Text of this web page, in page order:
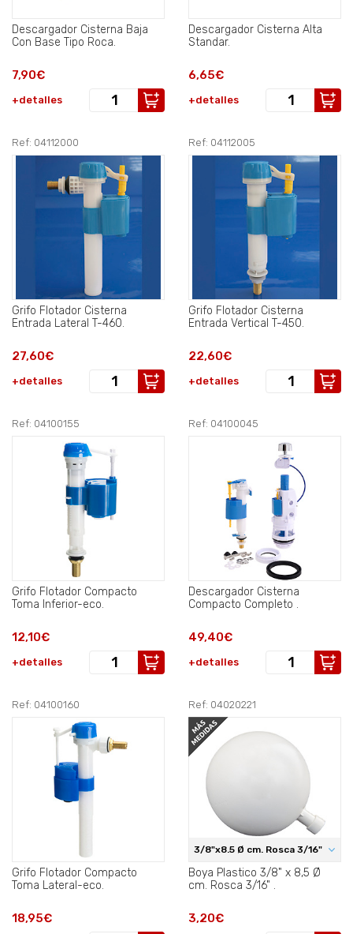
Descargador Cisterna Baja
Con Base Tipo Roca.
7,90€
+detalles
Descargador Cisterna Alta
Standar.
6,65€
+detalles
Ref: 04112000
Grifo Flotador Cisterna
Entrada Lateral T-460.
27,60€
+detalles
Ref: 04112005
Grifo Flotador Cisterna
Entrada Vertical T-450.
22,60€
+detalles
Ref: 04100155
Grifo Flotador Compacto
Toma Inferior-eco.
12,10€
+detalles
Ref: 04100045
Descargador Cisterna
Compacto Completo .
49,40€
+detalles
Ref: 04100160
Grifo Flotador Compacto
Toma Lateral-eco.
18,95€
Ref: 04020221
3/8"x8.5 Ø cm. Rosca 3/16"
Boya Plastico 3/8" x 8,5 Ø
cm. Rosca 3/16" .
3,20€